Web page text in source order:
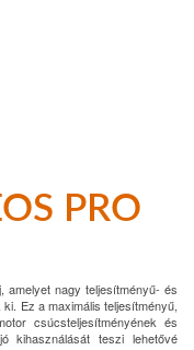
PRO
amelyet nagy teljesítményű- és
Ez a maximális teljesítményű,
csúcsteljesítményének és
kihasználását teszi lehetővé